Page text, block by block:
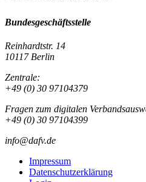
Bundesgeschäftsstelle
Reinhardtstr. 14
10117 Berlin
Zentrale:
+49 (0) 30 97104379
Fragen zum digitalen
+49 (0) 30 97104399
info@dafv.de
Impressum
Datenschutzerklärung